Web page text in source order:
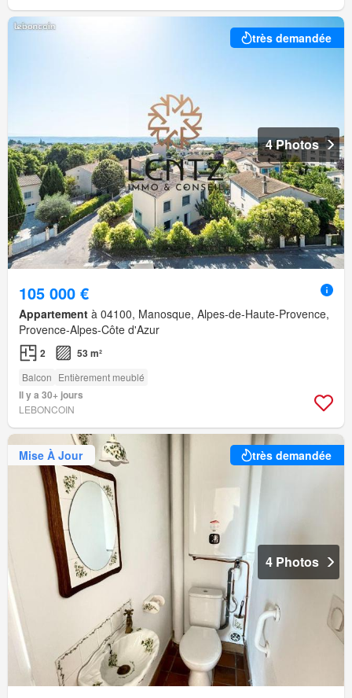
très demandée
4 Photos
105 000 €
Appartement à 04100, Manosque, Alpes-de-Haute-Provence,
Provence-Alpes-Côte d'Azur
2 53 m²
Balcon Entièrement meublé
Il y a 30+ jours
LEBONCOIN
Mise À Jour très demandée
4 Photos